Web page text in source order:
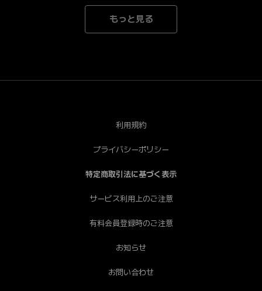
解とご了承のほどよろしくお願いいたします。
以上のデバイスをご利用の場合でも、機器の性能が低下
された場合にはご利用になれない場合がございます。
す。
もっと見る
利用規約
プライバシーポリシー
特定商取引法に基づく表示
サービス利用上のご注意
有料会員登録時のご注意
お知らせ
お問い合わせ